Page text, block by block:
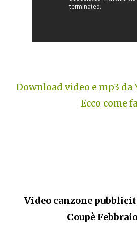
Download video e mp3 da
Ecco come
Video canzone
Coupè